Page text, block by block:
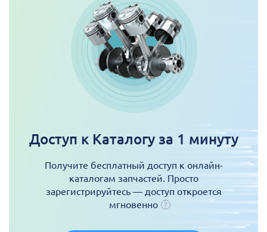
Доступ к Каталогу за 1 минуту
Получите бесплатный доступ к онлайн-
каталогам запчастей. Просто
зарегистрируйтесь — доступ откроется
мгновенно